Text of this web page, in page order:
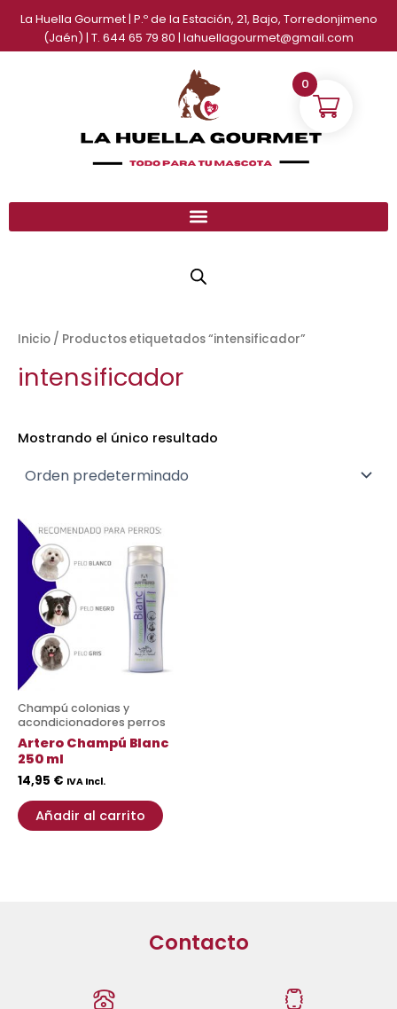
contenido
La Huella Gourmet | P.º de la Estación, 21, Bajo, Torredonjimeno
(Jaén) | T. 644 65 79 80 | lahuellagourmet@gmail.com
Inicio / Productos etiquetados “intensificador”
intensificador
Mostrando el único resultado
Champú colonias y
acondicionadores perros
Artero Champú Blanc
250 ml
14,95 € IVA Incl.
Añadir al carrito
Contacto
0